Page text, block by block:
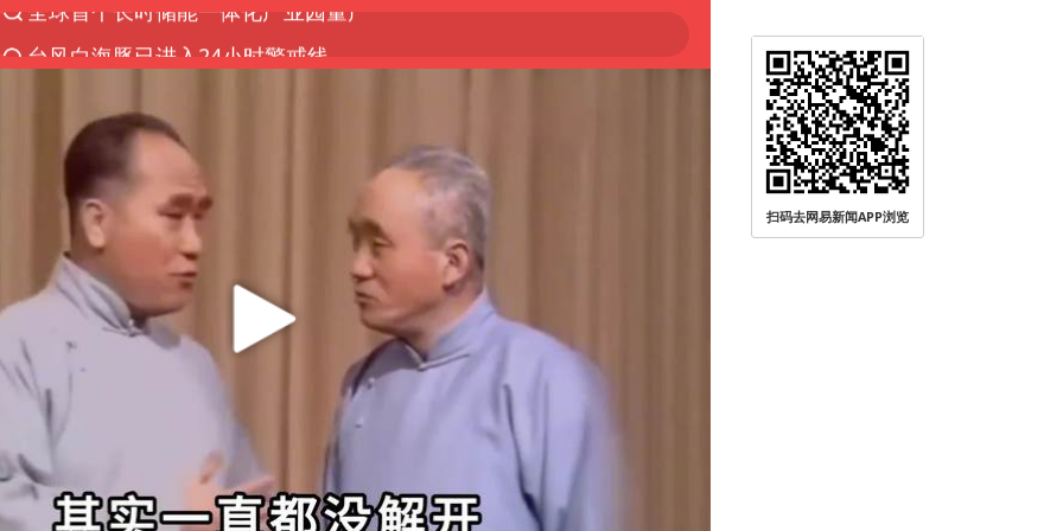
上海：台风白海豚或将带来龙卷风
四川宜宾高县4.9级地震致1死
38岁演员求职万岁山NPC成功
国乒男单横滨冠军赛全军覆没
中巨芯：上半年归母净利润1405.77万元
东航：国内客票提前14天免费退改
日本试射“战斧”导弹，国防部回应
U17国足三连胜晋级明日之星半决赛
中国女篮70-67险胜尼日利亚女篮
扫码去网易新闻APP浏览